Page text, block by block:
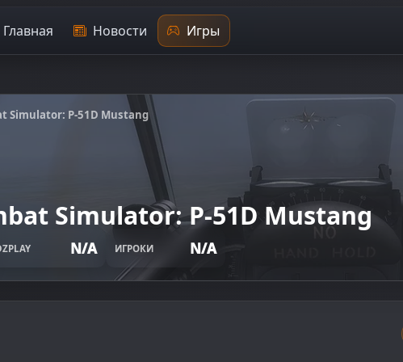
Главная Новости Игры
Simulator: P-51D Mustang
Simulator: P-51D Mustang
N/A ИГРОКИ N/A